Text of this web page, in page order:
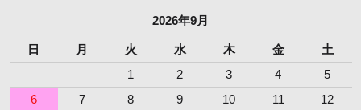
2026年9月
日 月 火 水 木 金
土
1
2 3 4
5
6
7 8 9 10 11
12